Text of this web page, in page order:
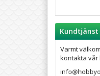
Kundtjänst
Varmt
kontakta vår